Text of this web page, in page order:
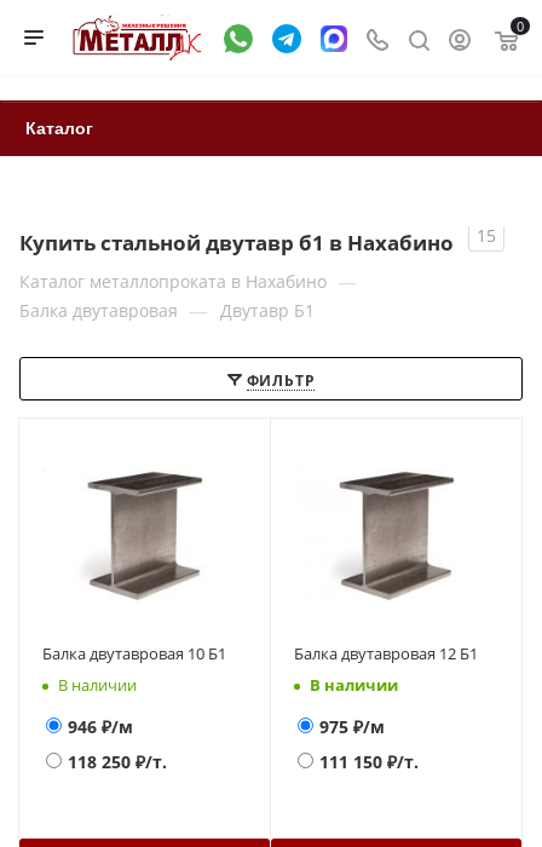
0
Каталог
Купить стальной двутавр б1 в Нахабино
15
Каталог металлопроката в Нахабино —
Балка двутавровая — Двутавр Б1
ФИЛЬТР
Балка двутавровая 10 Б1
В наличии
946 ₽/м
118 250 ₽/т.
Балка двутавровая 12 Б1
В наличии
975 ₽/м
111 150 ₽/т.